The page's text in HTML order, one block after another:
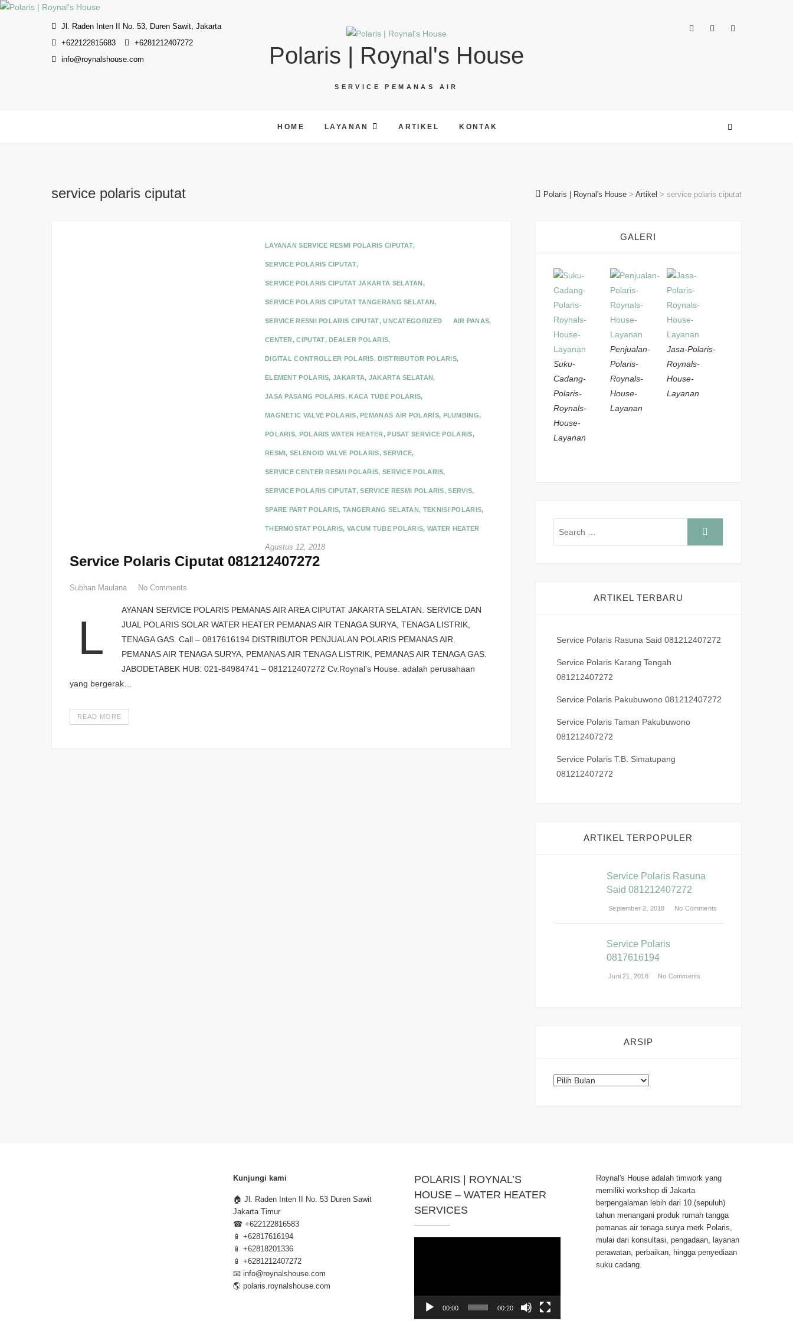
Skip
Jl. Raden Inten II No. 53, Duren Sawit, Jakarta
+622122815683
+6281212407272
info@roynalshouse.com
Polaris | Roynal's House
SERVICE PEMANAS AIR
HOME LAYANAN ARTIKEL KONTAK
service polaris ciputat Polaris | Roynal's House > Artikel > service polaris ciputat
LAYANAN SERVICE RESMI POLARIS CIPUTAT,
SERVICE POLARIS CIPUTAT,
SERVICE POLARIS CIPUTAT JAKARTA SELATAN,
SERVICE POLARIS CIPUTAT TANGERANG SELATAN,
SERVICE RESMI POLARIS CIPUTAT,UNCATEGORIZED AIR PANAS,
CENTER,CIPUTAT,DEALER POLARIS,
DIGITAL CONTROLLER POLARIS,DISTRIBUTOR POLARIS,
ELEMENT POLARIS,JAKARTA, JAKARTA SELATAN,
JASA PASANG POLARIS,KACA TUBE POLARIS,
MAGNETIC VALVE POLARIS,PEMANAS AIR POLARIS, PLUMBING,
POLARIS, POLARIS WATER HEATER,PUSAT SERVICE POLARIS,
RESMI,SELENOID VALVE POLARIS,SERVICE,
SERVICE CENTER RESMI POLARIS, SERVICE POLARIS,
SERVICE POLARIS CIPUTAT,SERVICE RESMI POLARIS,SERVIS,
SPARE PART POLARIS, TANGERANG SELATAN, TEKNISI POLARIS,
THERMOSTAT POLARIS, VACUM TUBE POLARIS, WATER HEATER
Agustus 12, 2018
Service Polaris Ciputat 081212407272
Subhan Maulana No Comments
L
AYANAN SERVICE POLARIS PEMANAS AIR AREA CIPUTAT JAKARTA SELATAN. SERVICE DAN
JUAL POLARIS SOLAR WATER HEATER PEMANAS AIR TENAGA SURYA, TENAGA LISTRIK,
TENAGA GAS. Call – 0817616194 DISTRIBUTOR PENJUALAN POLARIS PEMANAS AIR.
PEMANAS AIR TENAGA SURYA, PEMANAS AIR TENAGA LISTRIK, PEMANAS AIR TENAGA GAS.
JABODETABEK HUB: 021-84984741 – 081212407272 Cv.Roynal’s House. adalah perusahaan
yang bergerak…
READ MORE
GALERI
Suku-
Cadang-
Polaris-
Roynals-
House-
Layanan
Penjualan-
Polaris-
Roynals-
House-
Layanan
Jasa-Polaris-
Roynals-
House-
Layanan
ARTIKEL TERBARU
Service Polaris Rasuna Said 081212407272
Service Polaris Karang Tengah
081212407272
Service Polaris Pakubuwono 081212407272
Service Polaris Taman Pakubuwono
081212407272
Service Polaris T.B. Simatupang
081212407272
ARTIKEL TERPOPULER
Service Polaris Rasuna
Said 081212407272
September 2, 2018 No Comments
Service Polaris
0817616194
Juni 21, 2018 No Comments
ARSIP
Arsip
Kunjungi kami
🏠 Jl. Raden Inten II No. 53 Duren Sawit
Jakarta Timur
☎ +622122816583
📱 +62817616194
📱 +62818201336
📱 +6281212407272
📧 info@roynalshouse.com
🌎 polaris.roynalshouse.com
POLARIS | ROYNAL’S
HOUSE – WATER HEATER
SERVICES
00:00 00:20
Roynal's House adalah timwork yang
memiliki workshop di Jakarta
berpengalaman lebih dari 10 (sepuluh)
tahun menangani produk rumah tangga
pemanas air tenaga surya merk Polaris,
mulai dari konsultasi, pengadaan, layanan
perawatan, perbaikan, hingga penyediaan
suku cadang.